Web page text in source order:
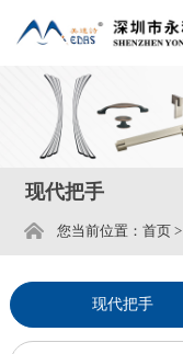
现代把手
您当前位置： 首页>
现代把手